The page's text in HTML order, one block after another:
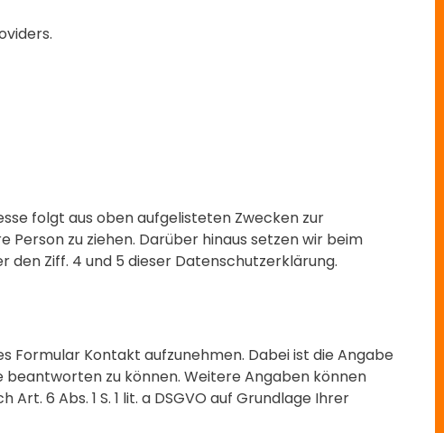
folgt aus oben aufgelisteten Zwecken zur
Person zu ziehen. Darüber hinaus setzen wir beim
den Ziff. 4 und 5 dieser Datenschutzerklärung.
Formular Kontakt aufzunehmen. Dabei ist die Angabe
zu können. Weitere Angaben können
6 Abs. 1 S. 1 lit. a DSGVO auf Grundlage Ihrer